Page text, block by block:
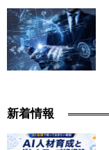
新着情報